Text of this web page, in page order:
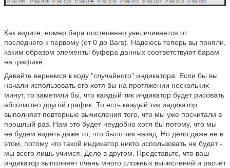
Как видите, номер бара постепенно увеличивается от
последнего к первому (от 0 до Bars). Надеюсь теперь вы поняли,
каким образом элементы буфера данных соответствуют барам
на графике.
Давайте вернемся к коду "случайного" индикатора. Если бы вы
начали использовать его хотя бы на протяжении нескольких
минут, то заметили бы, что каждый тик индикатор будет рисовать
абсолютно другой график. То есть каждый тик индикатор
выполняет повторные вычисления того, что мы уже посчитали в
прошлый раз. Нам это будет неудобно хотя бы потому, что мы
не будем видеть даже то, что было тик назад. Но дело даже не в
этом, потому что такой индикатор никто использовать не будет -
мы всего лишь учимся. Дело в другом. Представьте, что ваш
индикатор выполняет очень много сложных вычислений и расчет